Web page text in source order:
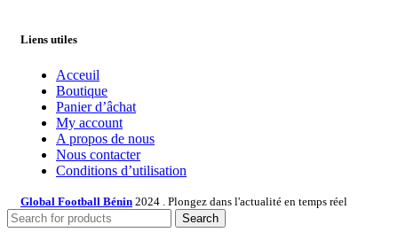
Liens utiles
Acceuil
Boutique
Panier d’âchat
My account
A propos de nous
Nous contacter
Conditions d’utilisation
Global Football Bénin 2024 . Plongez dans l'actualité en temps réel
Search